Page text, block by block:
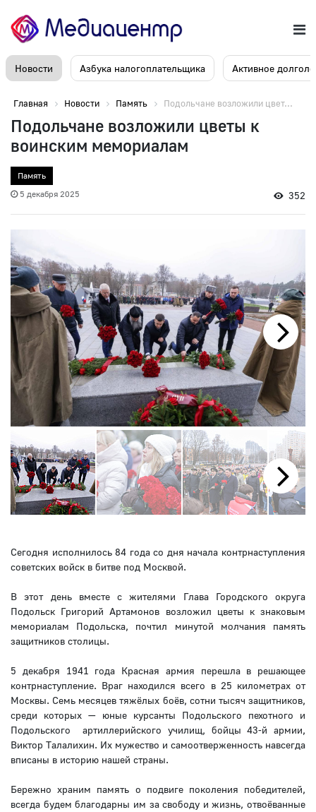
Новости Азбука налогоплательщика Активное
Главная Новости Память Подольчане возложили цвет...
Подольчане возложили цветы к
воинским мемориалам
Память
5 декабря 2025
352
Next
Next
Сегодня исполнилось 84 года со дня начала контрнаступления
советских войск в битве под Москвой.
В этот день вместе с жителями Глава Городского округа
Подольск Григорий Артамонов возложил цветы к знаковым
мемориалам Подольска, почтил минутой молчания память
защитников столицы.
5 декабря 1941 года Красная армия перешла в решающее
контрнаступление. Враг находился всего в 25 километрах от
Москвы. Семь месяцев тяжёлых боёв, сотни тысяч защитников,
среди которых — юные курсанты Подольского пехотного и
Подольского артиллерийского училищ, бойцы 43-й армии,
Виктор Талалихин. Их мужество и самоотверженность навсегда
вписаны в историю нашей страны.
Бережно храним память о подвиге поколения победителей,
всегда будем благодарны им за свободу и жизнь, отвоёванные